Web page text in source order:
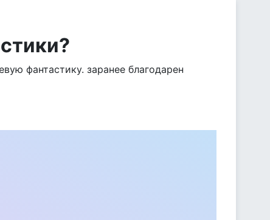
фантастику. заранее благодарен